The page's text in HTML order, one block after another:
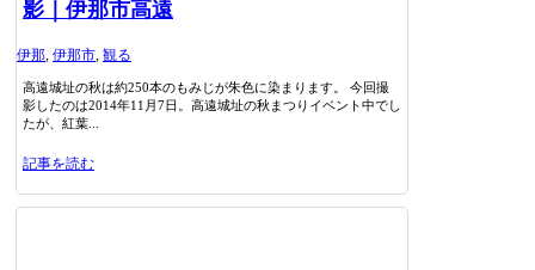
影｜伊那市高遠
伊那, 伊那市, 観る
高遠城址の秋は約250本のもみじが朱色に染まります。 今回撮
影したのは2014年11月7日。高遠城址の秋まつりイベント中でし
たが、紅葉...
記事を読む